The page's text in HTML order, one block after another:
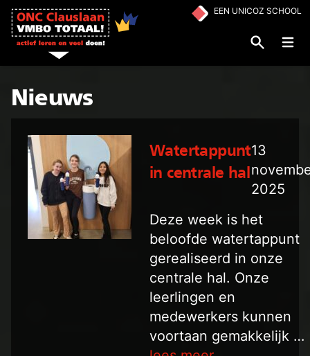
Ga naar de inhoud EEN UNICOZ SCHOOL
Nieuws
Watertappunt
in centrale hal
13
2025
Deze week is het
beloofde watertappunt
gerealiseerd in onze
centrale hal. Onze
leerlingen en
medewerkers kunnen
voortaan gemakkelijk …